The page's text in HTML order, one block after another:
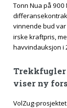
Tonn Nua på 900
vinnende bud var
irske kraftpris,
havvindauksjon i
viser ny
VolZug-